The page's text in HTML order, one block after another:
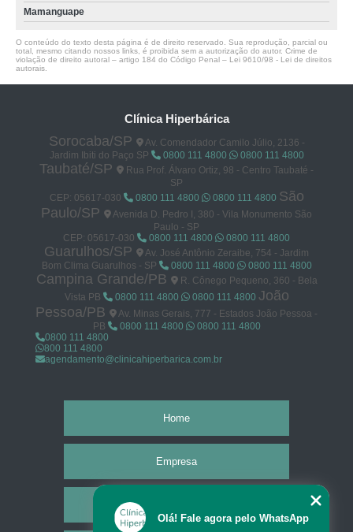
Mamanguape
O conteúdo do texto desta página é de direito reservado. Sua reprodução, parcial ou
total, mesmo citando nossos links, é proibida sem a autorização do autor. Crime de
violação de direito autoral – artigo 184 do Código Penal – Lei 9610/98 - Lei de direitos
autorais
Clínica Hiperbárica
Sorocaba/SP
Av. Comendador Camilo Júlio, 2136 -
Jardim Ibiti do Paço SP
0800 111 4800 0800 111 4800
Taubaté/SP
Rua Prof. Álvaro Ortiz, 98 - Centro Taubaté -
SP
CEP: 05617-030
0800 111 4800 0800 111 4800 São
Paulo/SP
Avenida D. Pedro I, 380 - Vila Monumento São
Paulo - SP
CEP: 05617-030
0800 111 4800 0800 111 4800
Guarulhos/SP
Av. José Antônio Zeraibe, 754 - Jardim
Bom Clima Guarulhos - SP
0800 111 4800 0800 111 4800
Campina Grande/PB
R. Cônego Pequeno, 360 - Bela
Vista PB
0800 111 4800 0800 111 4800 João
Pessoa/PB
Av. Minas Gerais, 777 - Estados João Pessoa -
PB
0800 111 4800
0800 111 4800
0800 111 4800
800 111 4800
agendamento@clinicahiperbarica.com.br
Home
Empresa
Olá! Fale agora pelo WhatsApp